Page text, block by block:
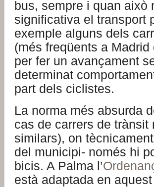
bus, sempre i quan això
significativa el transport
exemple alguns dels
(més freqüents a
per fer un avançament
determinat
part dels ciclistes.
La norma més absurda
cas de carrers de
similars), on
del municipi- només hi
bicis. A Palma l’
està adaptada en